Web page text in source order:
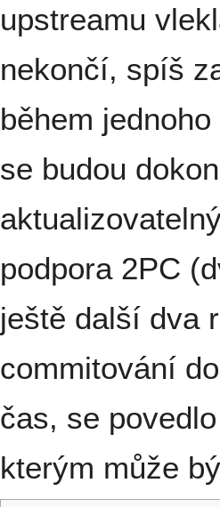
upstreamu
nekončí, spíš
během
se budou
podpora 2PC
ještě další dva
commitování
čas, se
kterým může